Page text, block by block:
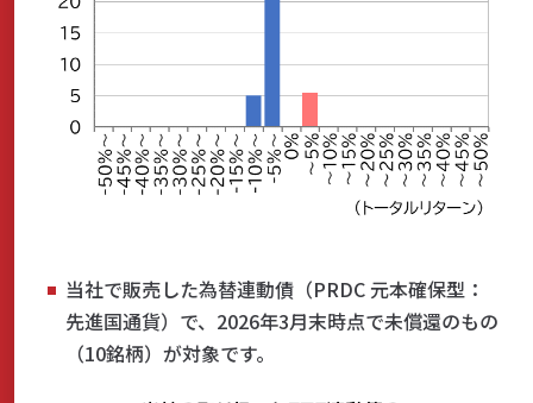
当社で販売した為替連動債（PRDC 元本確保型：
先進国通貨）で、2026年3月末時点で未償還のもの
（10銘柄）が対象です。